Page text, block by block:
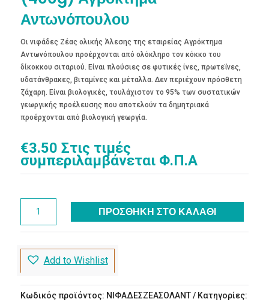
Αντωνόπουλου
Οι νιφάδες Ζέας ολικής Άλεσης της εταιρείας Αγρόκτημα
Αντωνόπουλου προέρχονται από ολόκληρο τον κόκκο του
δίκοκκου σιταριού. Είναι πλούσιες σε φυτικές ίνες, πρωτεΐνες,
υδατάνθρακες, βιταμίνες και μέταλλα. Δεν περιέχουν πρόσθετη
ζάχαρη. Είναι βιολογικές, τουλάχιστον το 95% των συστατικών
γεωργικής προέλευσης που αποτελούν τα δημητριακά
προέρχονται από βιολογική γεωργία.
€3.50 Στις τιμές
συμπεριλαμβάνεται Φ.Π.Α
ΖΕΑΣ
(400g)
Αγρόκτημα
ποσότητα
ΠΡΟΣΘΉΚΗ ΣΤΟ ΚΑΛΆΘΙ
Add to Wishlist
Κωδικός προϊόντος: ΝΙΦΑΔΕΣΖΕΑΣΟΛΑΝΤ
Κατηγορίες: